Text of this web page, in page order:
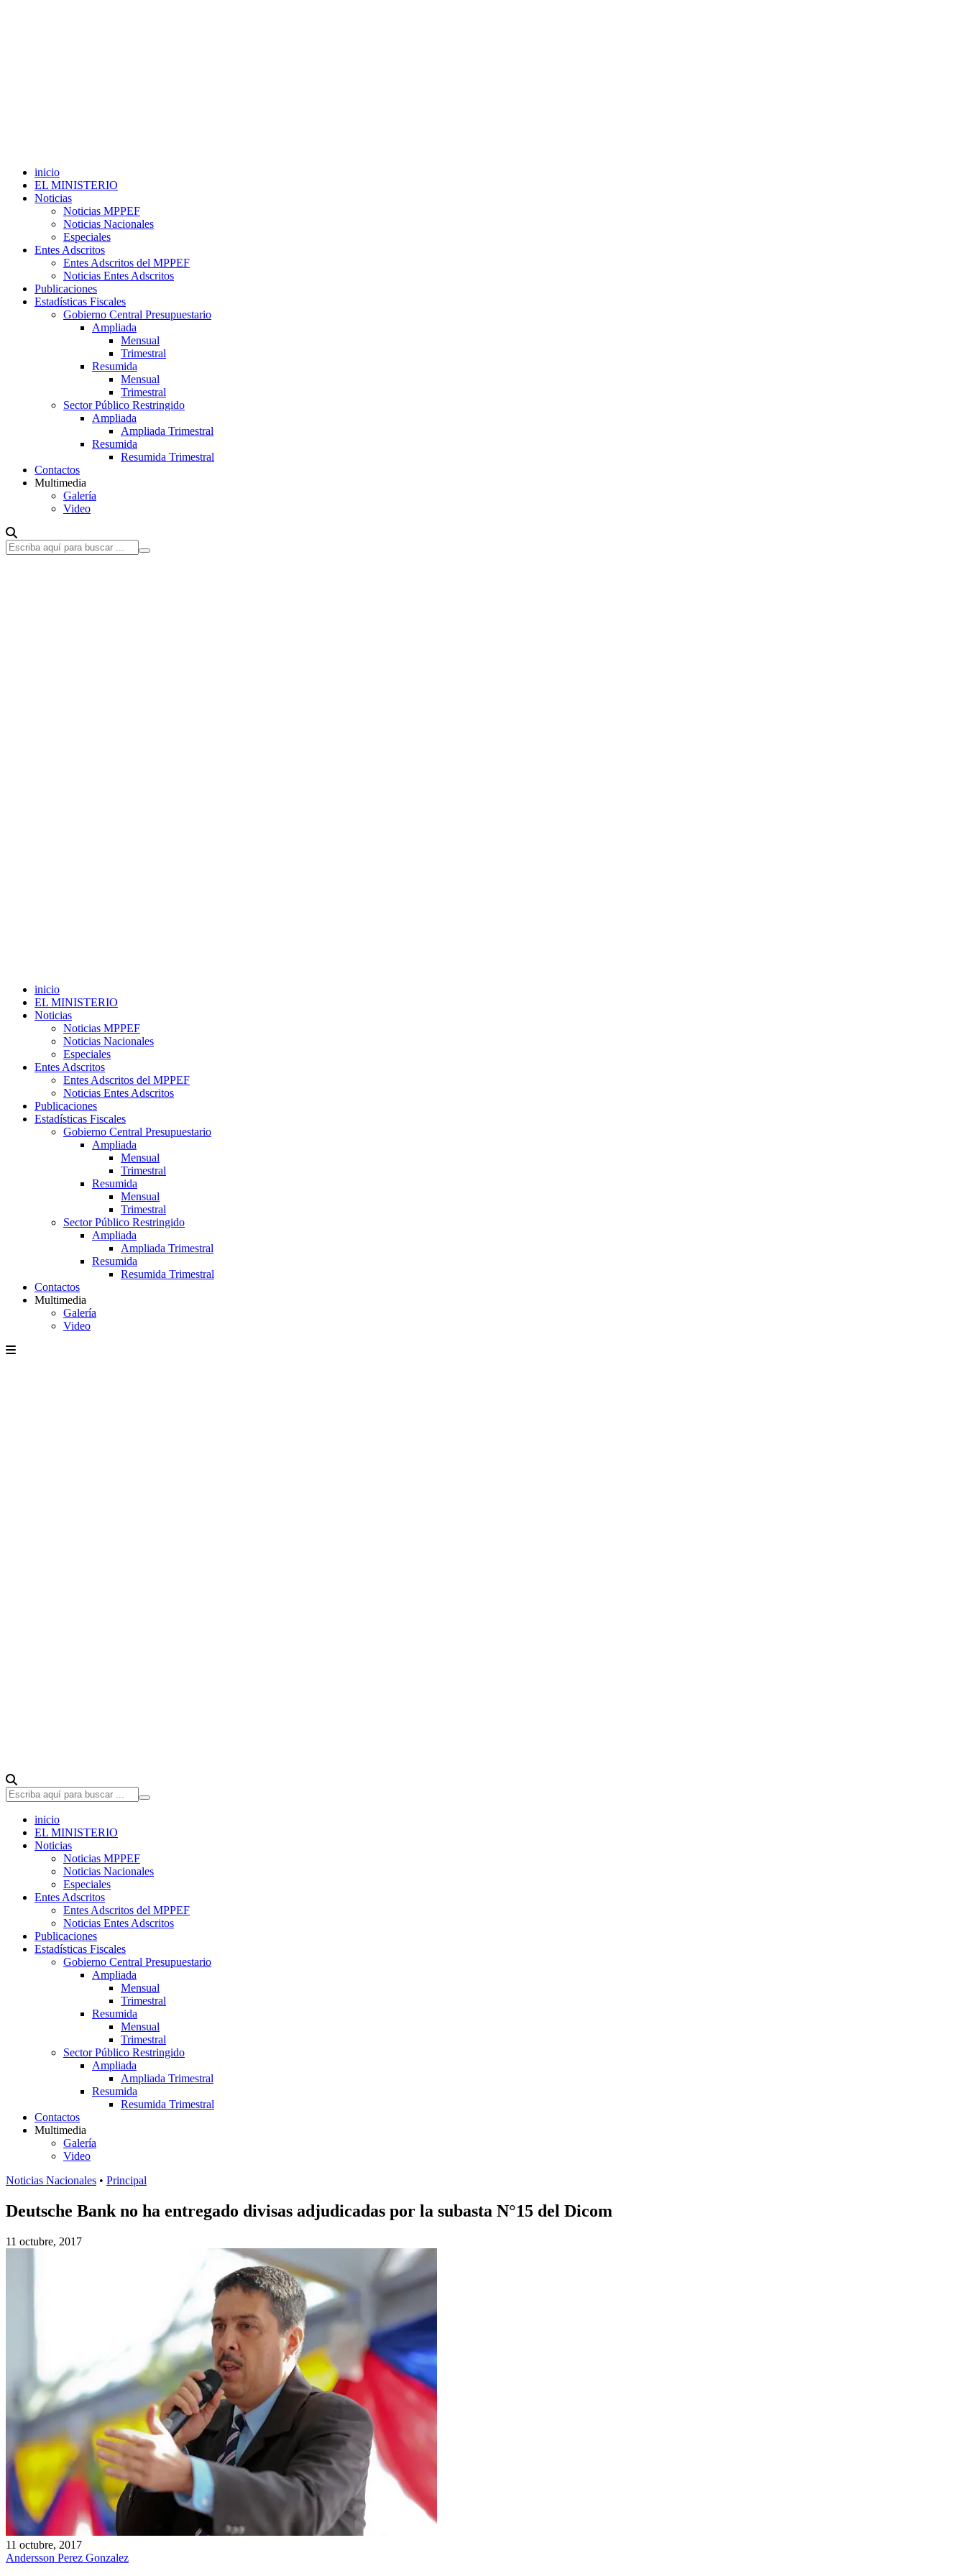
inicio
EL MINISTERIO
Noticias
Noticias MPPEF
Noticias Nacionales
Especiales
Entes Adscritos
Entes Adscritos del MPPEF
Noticias Entes Adscritos
Publicaciones
Estadísticas Fiscales
Gobierno Central Presupuestario
Ampliada
Mensual
Trimestral
Resumida
Mensual
Trimestral
Sector Público Restringido
Ampliada
Ampliada Trimestral
Resumida
Resumida Trimestral
Contactos
Multimedia
Galería
Video
inicio
EL MINISTERIO
Noticias
Noticias MPPEF
Noticias Nacionales
Especiales
Entes Adscritos
Entes Adscritos del MPPEF
Noticias Entes Adscritos
Publicaciones
Estadísticas Fiscales
Gobierno Central Presupuestario
Ampliada
Mensual
Trimestral
Resumida
Mensual
Trimestral
Sector Público Restringido
Ampliada
Ampliada Trimestral
Resumida
Resumida Trimestral
Contactos
Multimedia
Galería
Video
inicio
EL MINISTERIO
Noticias
Noticias MPPEF
Noticias Nacionales
Especiales
Entes Adscritos
Entes Adscritos del MPPEF
Noticias Entes Adscritos
Publicaciones
Estadísticas Fiscales
Gobierno Central Presupuestario
Ampliada
Mensual
Trimestral
Resumida
Mensual
Trimestral
Sector Público Restringido
Ampliada
Ampliada Trimestral
Resumida
Resumida Trimestral
Contactos
Multimedia
Galería
Video
Noticias Nacionales • Principal
Deutsche Bank no ha entregado divisas adjudicadas por la subasta N°15 del Dicom
11 octubre, 2017
11 octubre, 2017
Andersson Perez Gonzalez